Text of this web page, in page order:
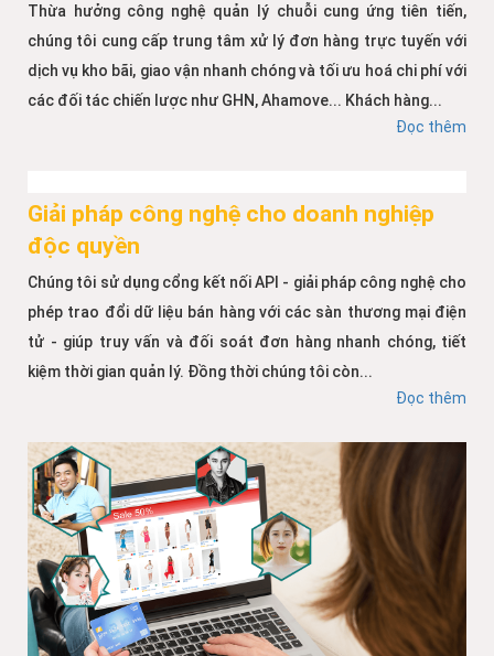
Thừa hưởng công nghệ quản lý chuỗi cung ứng tiên tiến,
chúng tôi cung cấp trung tâm xử lý đơn hàng trực tuyến với
dịch vụ kho bãi, giao vận nhanh chóng và tối ưu hoá chi phí với
các đối tác chiến lược như GHN, Ahamove... Khách hàng...
Đọc thêm
Giải pháp công nghệ cho doanh nghiệp
độc quyền
Chúng tôi sử dụng cổng kết nối API - giải pháp công nghệ cho
phép trao đổi dữ liệu bán hàng với các sàn thương mại điện
tử - giúp truy vấn và đối soát đơn hàng nhanh chóng, tiết
kiệm thời gian quản lý. Đồng thời chúng tôi còn...
Đọc thêm